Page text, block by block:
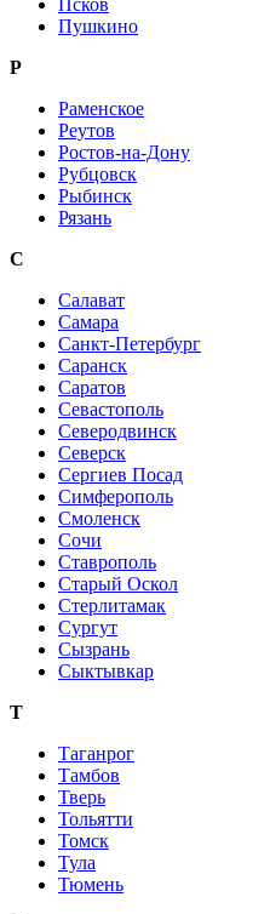
Псков
Пушкино
Р
Раменское
Реутов
Ростов-на-Дону
Рубцовск
Рыбинск
Рязань
С
Салават
Самара
Санкт-Петербург
Саранск
Саратов
Севастополь
Северодвинск
Северск
Сергиев Посад
Симферополь
Смоленск
Сочи
Ставрополь
Старый Оскол
Стерлитамак
Сургут
Сызрань
Сыктывкар
Т
Таганрог
Тамбов
Тверь
Тольятти
Томск
Тула
Тюмень